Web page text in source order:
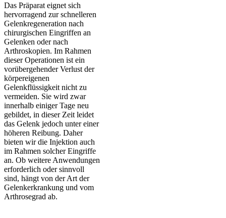
Das Präparat eignet sich
hervorragend zur schnelleren
Gelenkregeneration nach
chirurgischen Eingriffen an
Gelenken oder nach
Arthroskopien. Im Rahmen
dieser Operationen ist ein
vorübergehender Verlust der
körpereigenen
Gelenkflüssigkeit nicht zu
vermeiden. Sie wird zwar
innerhalb einiger Tage neu
gebildet, in dieser Zeit leidet
das Gelenk jedoch unter einer
höheren Reibung. Daher
bieten wir die Injektion auch
im Rahmen solcher Eingriffe
an. Ob weitere Anwendungen
erforderlich oder sinnvoll
sind, hängt von der Art der
Gelenkerkrankung und vom
Arthrosegrad ab.